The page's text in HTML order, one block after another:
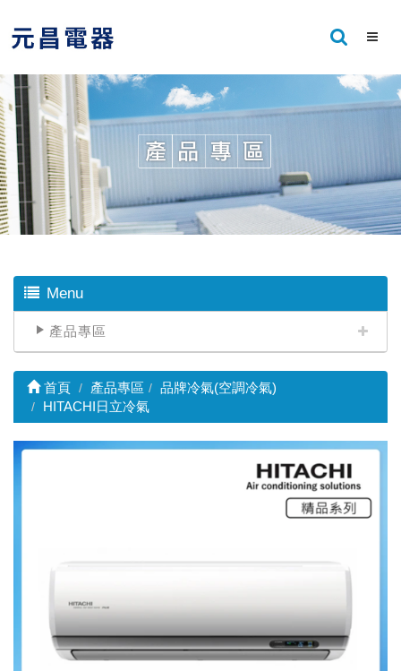
Menu
產品專區
首頁 產品專區
品牌冷氣(空調冷氣)
HITACHI日立冷氣